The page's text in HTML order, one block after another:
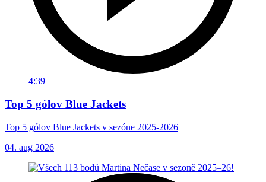
4:39
Top 5 gólov Blue Jackets
Top 5 gólov Blue Jackets v sezóne 2025-2026
04. aug 2026